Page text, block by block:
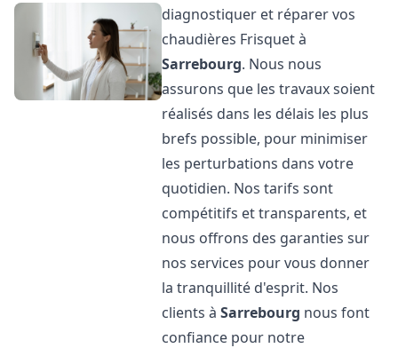
diagnostiquer et réparer vos
chaudières Frisquet à
Sarrebourg. Nous nous
assurons que les travaux soient
réalisés dans les délais les plus
brefs possible, pour minimiser
les perturbations dans votre
quotidien. Nos tarifs sont
compétitifs et transparents, et
nous offrons des garanties sur
nos services pour vous donner
la tranquillité d'esprit. Nos
clients àSarrebourg nous font
confiance pour notre